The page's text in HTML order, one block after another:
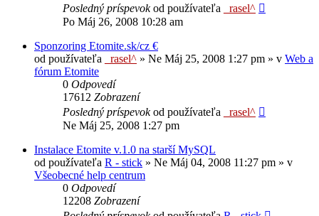
Posledný príspevokod používateľa
_rasel^
Po Máj 26, 2008 10:28 am
Sponzoring Etomite.sk/cz €
od používateľa
_rasel^ » Ne Máj 25, 2008 1:27 pm » v Web a
fórum Etomite
0 Odpovedí
17612 Zobrazení
Posledný príspevokod používateľa
_rasel^
Ne Máj 25, 2008 1:27 pm
Instalace Etomite v.1.0 na starší MySQL
od používateľa R - stick » Ne Máj 04, 2008 11:27 pm » v
Všeobecné help centrum
0 Odpovedí
12208 Zobrazení